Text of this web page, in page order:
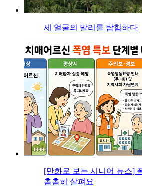
세 얼굴의 발리를 탐험하다
[만화로 보는 시니어 뉴스]
촘촘히 살펴요